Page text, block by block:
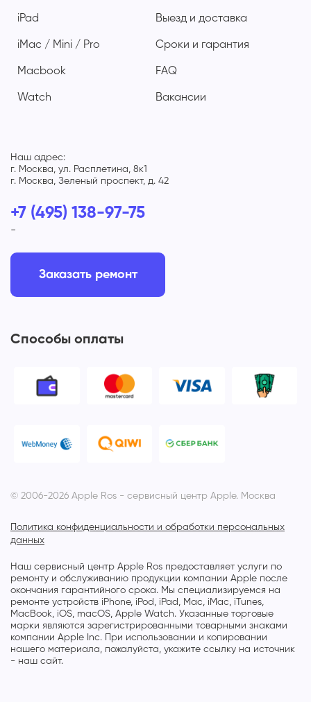
iPad
iMac / Mini / Pro
Macbook
Watch
Выезд и доставка
Сроки и гарантия
FAQ
Вакансии
Наш адрес:
г. Москва, ул. Расплетина, 8к1
г. Москва, Зеленый проспект, д. 42
+7 (495) 138-97-75
-
Заказать ремонт
Способы оплаты
© 2006-2026 Apple Ros - сервисный центр Apple. Москва
Наш сервисный центр Apple Ros предоставляет услуги по
ремонту и обслуживанию продукции компании Apple после
окончания гарантийного срока. Мы специализируемся на
ремонте устройств iPhone, iPod, iPad, Mac, iMac, iTunes,
MacBook, iOS, macOS, Apple Watch. Указанные торговые
марки являются зарегистрированными товарными знаками
компании Apple Inc. При использовании и копировании
нашего материала, пожалуйста, укажите ссылку на источник
- наш сайт.
Политика конфиденциальности и обработки персональных
данных